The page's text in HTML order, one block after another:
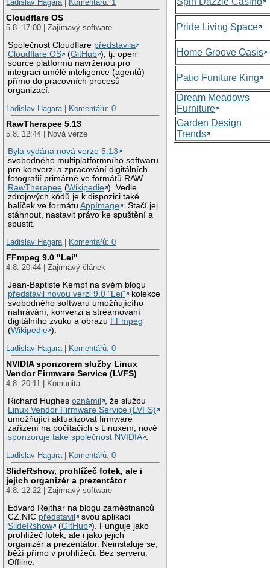
Ladislav Hagara
Komentářů: 1
Cloudflare OS
5.8. 17:00 | Zajímavý software
Společnost Cloudflare představila
Cloudflare OS
(GitHub ), tj. open
source platformu navrženou pro
integraci umělé inteligence (agentů)
přímo do pracovních procesů
organizací.
Ladislav Hagara
Komentářů: 0
RawTherapee 5.13
5.8. 12:44 | Nová verze
Byla vydána nová verze 5.13
svobodného multiplatformního softwaru
pro konverzi a zpracování digitálních
fotografií primárně ve formátů RAW
RawTherapee (Wikipedie ). Vedle
zdrojových kódů je k dispozici také
balíček ve formátuAppImage . Stačí jej
stáhnout, nastavit právo ke spuštění a
spustit.
Ladislav Hagara
Komentářů: 0
FFmpeg 9.0 "Lei"
4.8. 20:44 | Zajímavý článek
Jean-Baptiste Kempf na svém blogu
představil novou verzi 9.0 "Lei"
kolekce
svobodného softwaru umožňujícího
nahrávání, konverzi a streamovaní
digitálního zvuku a obrazu FFmpeg
(Wikipedie ).
Ladislav Hagara
Komentářů: 0
NVIDIA sponzorem služby Linux
Vendor Firmware Service (LVFS)
4.8. 20:11 | Komunita
Richard Hughesoznámil
, že službu
Linux Vendor Firmware Service (LVFS)
umožňující aktualizovat firmware
zařízení na počítačích s Linuxem, nově
sponzoruje také společnost NVIDIA .
Ladislav Hagara | Komentářů: 0
SlideRshow, prohlížeč fotek, ale i
jejich organizér a prezentátor
4.8. 12:22 | Zajímavý software
Edvard Rejthar na blogu zaměstnanců
CZ.NIC představil
svou aplikaci
SlideRshow
(GitHub ). Funguje jako
prohlížeč fotek, ale i jako jejich
organizér a prezentátor. Neinstaluje se,
běží přímo v prohlížeči. Bez serveru.
Offline.
Pride Living Space
Home Groove Oasis
Patio Funiture King
Dream Meadows
Furniture
Garden Design
Trends